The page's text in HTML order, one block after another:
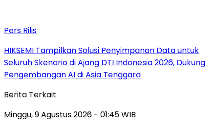
Pers Rilis
HIKSEMI Tampilkan Solusi Penyimpanan Data untuk
Seluruh Skenario di Ajang DTI Indonesia 2026, Dukung
Pengembangan AI di Asia Tenggara
Berita Terkait
Minggu, 9 Agustus 2026 - 01:45 WIB